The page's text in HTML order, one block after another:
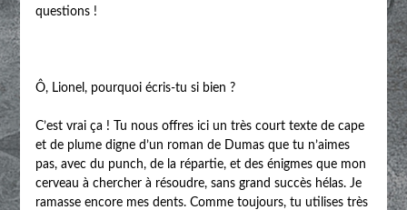
questions !
Ô, Lionel, pourquoi écris-tu si bien ?
C’est vrai ça ! Tu nous offres ici un très court texte de cape
et de plume digne d’un roman de Dumas que tu n’aimes
pas, avec du punch, de la répartie, et des énigmes que mon
cerveau à chercher à résoudre, sans grand succès hélas. Je
ramasse encore mes dents. Comme toujours, tu utilises très